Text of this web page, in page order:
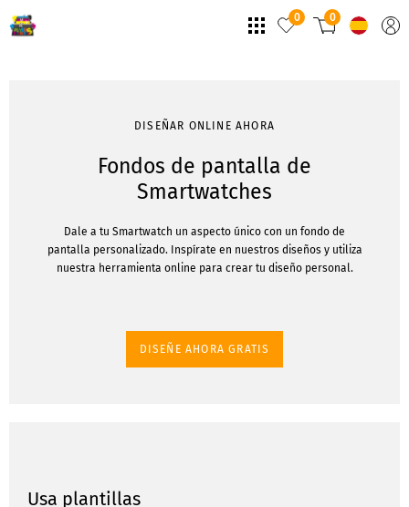
0 0
DISEÑAR ONLINE AHORA
Fondos de pantalla de
Smartwatches
Dale a tu Smartwatch un aspecto único con un fondo de
pantalla personalizado. Inspírate en nuestros diseños y utiliza
nuestra herramienta online para crear tu diseño personal.
DISEÑE AHORA GRATIS
Usa plantillas